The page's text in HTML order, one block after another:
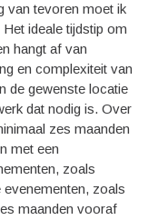
van tevoren moet ik
ideale tijdstip om
hangt af van
en complexiteit van
de gewenste locatie
dat nodig is. Over
zes maanden
met een
zoals
zoals
maanden vooraf